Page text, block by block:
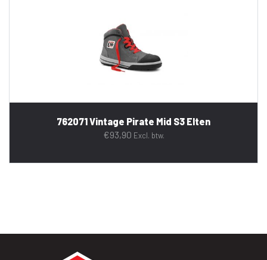
762071 Vintage Pirate Mid S3 Elten
€93,90 Excl. btw.